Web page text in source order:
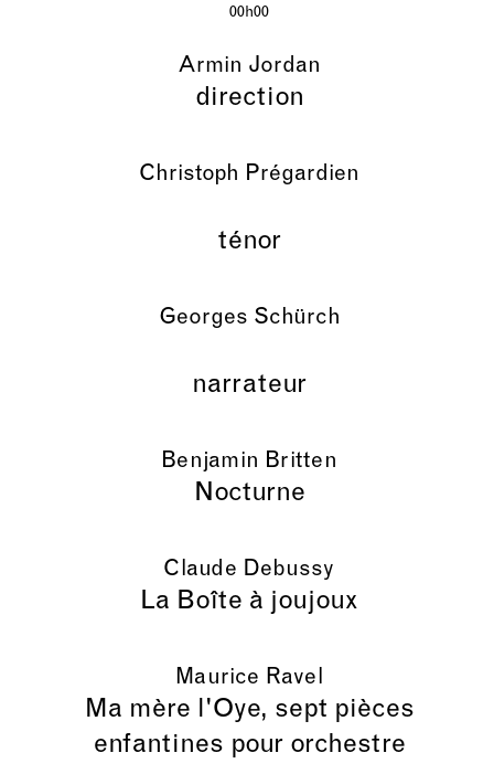
00h00
Armin Jordan
direction
Christoph Prégardien
ténor
Georges Schürch
narrateur
Benjamin Britten
Nocturne
Claude Debussy
La Boîte à joujoux
Maurice Ravel
Ma mère l'Oye, sept pièces
enfantines pour orchestre